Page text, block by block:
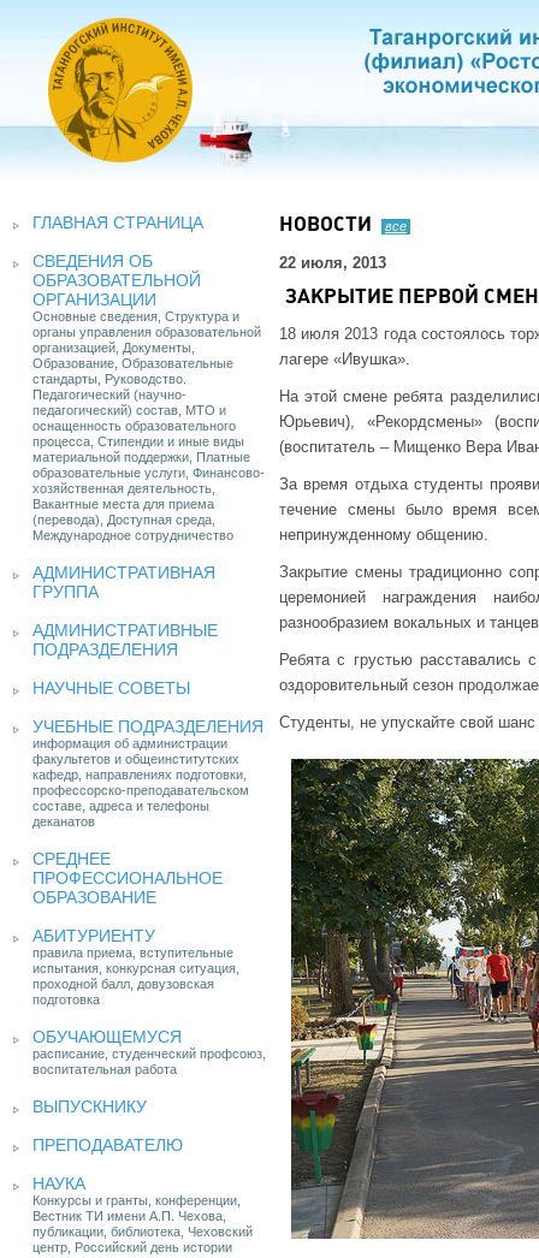
ГЛАВНАЯ СТРАНИЦА
СВЕДЕНИЯ ОБ
ОБРАЗОВАТЕЛЬНОЙ
ОРГАНИЗАЦИИ
Основные сведения, Структура и
органы управления образовательной
организацией, Документы,
Образование, Образовательные
стандарты, Руководство.
Педагогический (научно-
педагогический) состав, МТО и
оснащенность образовательного
процесса, Стипендии и иные виды
материальной поддержки, Платные
образовательные услуги, Финансово-
хозяйственная деятельность,
Вакантные места для приема
(перевода), Доступная среда,
Международное сотрудничество
АДМИНИСТРАТИВНАЯ
ГРУППА
АДМИНИСТРАТИВНЫЕ
ПОДРАЗДЕЛЕНИЯ
НАУЧНЫЕ СОВЕТЫ
УЧЕБНЫЕ ПОДРАЗДЕЛЕНИЯ
информация об администрации
факультетов и общеинститутских
кафедр, направлениях подготовки,
профессорско-преподавательском
составе, адреса и телефоны
деканатов
СРЕДНЕЕ
ПРОФЕССИОНАЛЬНОЕ
ОБРАЗОВАНИЕ
АБИТУРИЕНТУ
правила приема, вступительные
испытания, конкурсная ситуация,
проходной балл, довузовская
подготовка
ОБУЧАЮЩЕМУСЯ
расписание, студенческий профсоюз,
воспитательная работа
ВЫПУСКНИКУ
ПРЕПОДАВАТЕЛЮ
НАУКА
Конкурсы и гранты, конференции,
Вестник ТИ имени А.П. Чехова,
публикации, библиотека, Чеховский
центр, Российский день истории
НОВОСТИ все
22 июля, 2013
ЗАКРЫТИЕ ПЕРВОЙ
18 июля 2013 года состоялось
лагере «Ивушка».
На этой смене ребята
Юрьевич), «Рекордсмены»
(воспитатель – Мищенко Вера
За время отдыха студенты
течение смены было время
непринужденному общению.
Закрытие смены традиционно
церемонией награждения
разнообразием вокальных и
Ребята с грустью
оздоровительный сезон
Студенты, не упускайте свой